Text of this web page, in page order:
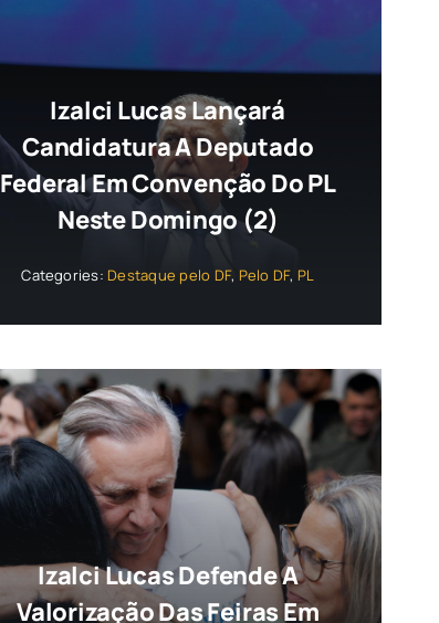
Izalci Lucas Lançará
Candidatura A Deputado
Federal Em Convenção Do PL
Neste Domingo (2)
Categories: Destaque pelo DF, Pelo DF, PL
Izalci Lucas Defende A
Valorização Das Feiras Em